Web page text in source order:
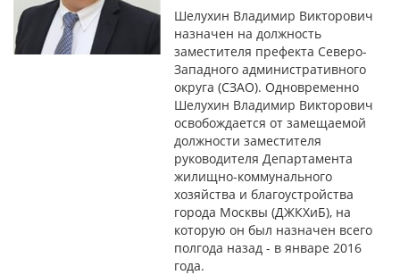
Шелухин Владимир Викторович
назначен на должность
заместителя префекта Северо-
Западного административного
округа (СЗАО). Одновременно
Шелухин Владимир Викторович
освобождается от замещаемой
должности заместителя
руководителя Департамента
жилищно-коммунального
хозяйства и благоустройства
города Москвы (ДЖКХиБ), на
которую он был назначен всего
полгода назад - в январе 2016
года.